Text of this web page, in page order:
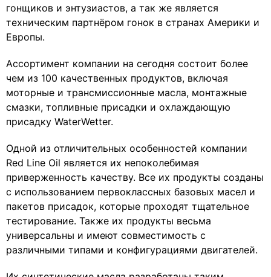
гонщиков и энтузиастов, а так же является
техническим партнёром гонок в странах Америки и
Европы.
Ассортимент компании на сегодня состоит более
чем из 100 качественных продуктов, включая
моторные и трансмиссионные масла, монтажные
смазки, топливные присадки и охлаждающую
присадку WaterWetter.
Одной из отличительных особенностей компании
Red Line Oil является их непоколебимая
приверженность качеству. Все их продукты созданы
с использованием первоклассных базовых масел и
пакетов присадок, которые проходят тщательное
тестирование. Также их продукты весьма
универсальны и имеют совместимость с
различными типами и конфигурациями двигателей.